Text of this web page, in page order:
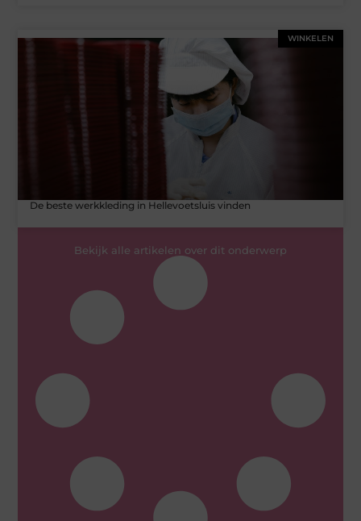
WINKELEN
De beste werkkleding in Hellevoetsluis vinden
Bekijk alle artikelen over dit onderwerp